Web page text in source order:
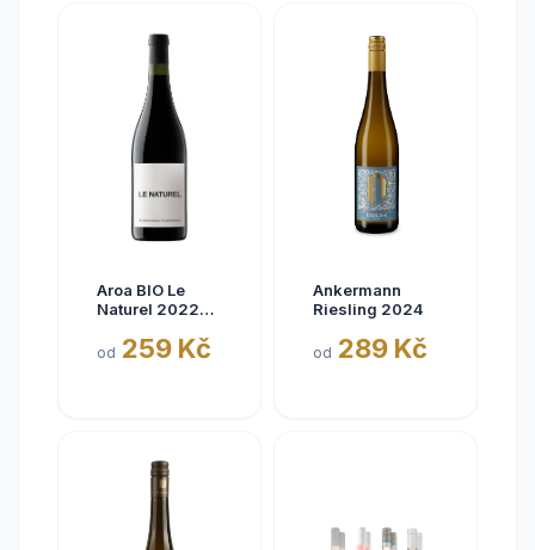
Aroa BIO Le
Naturel 2022
Navarra, bez
od 259 Kč
Ankermann
Riesling 2024
od 289 Kč